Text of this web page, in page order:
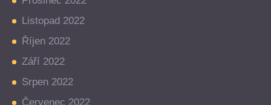
Listopad 2022
Říjen 2022
Září 2022
Srpen 2022
Červenec 2022